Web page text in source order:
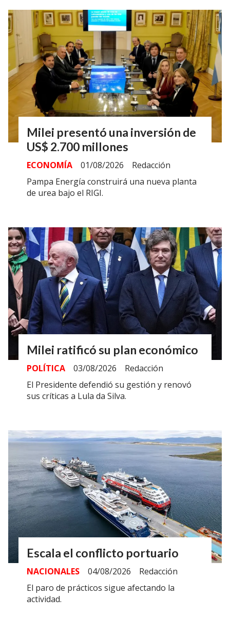
Milei presentó una inversión de
US$ 2.700 millones
Redacción
ECONOMÍA
01/08/2026
Pampa Energía construirá una nueva planta
de urea bajo el RIGI.
Milei ratificó su plan económico
Redacción
POLÍTICA
03/08/2026
El Presidente defendió su gestión y renovó
sus críticas a Lula da Silva.
Escala el conflicto portuario
Redacción
NACIONALES
04/08/2026
El paro de prácticos sigue afectando la
actividad.